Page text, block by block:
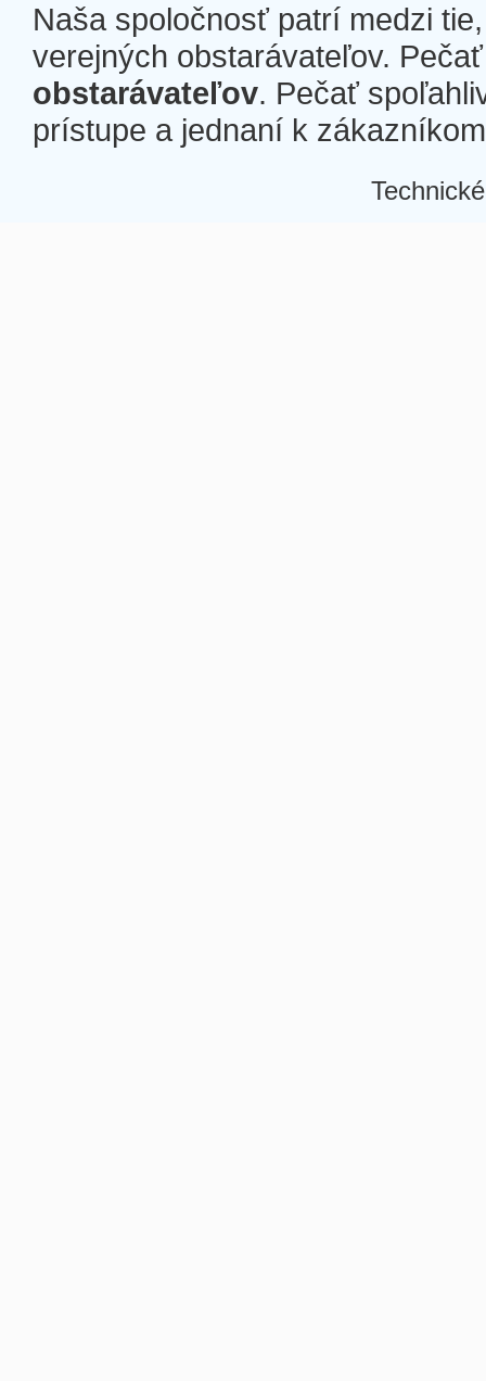
Naša spoločnosť patrí medzi
verejných obstarávateľov.
obstarávateľov. Pečať
prístupe a jednaní k